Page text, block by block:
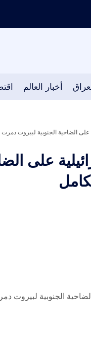
أخبار العالم
على الضاحية الجنوبية لبيروت
على
الضاحية الجنوبية لبيروت